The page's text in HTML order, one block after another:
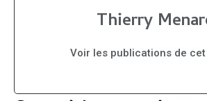
Thierry
Voir les publications de